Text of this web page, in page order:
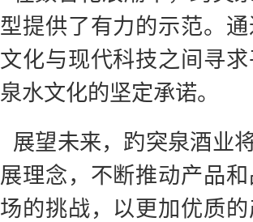
型提供了有力的示范。
文化与现代科技之间寻
泉水文化的坚定承诺。
展望未来，趵突泉酒业
展理念，不断推动产品
场的挑战，以更加优质